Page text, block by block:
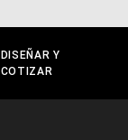
DISEÑAR Y
COTIZAR